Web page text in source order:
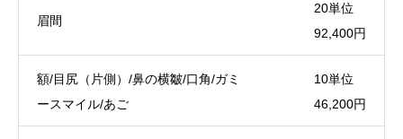
眉間
20単位
92,400円
額/目尻（片側）/鼻の横皺/口角/ガミ
ースマイル/あご
10単位
46,200円